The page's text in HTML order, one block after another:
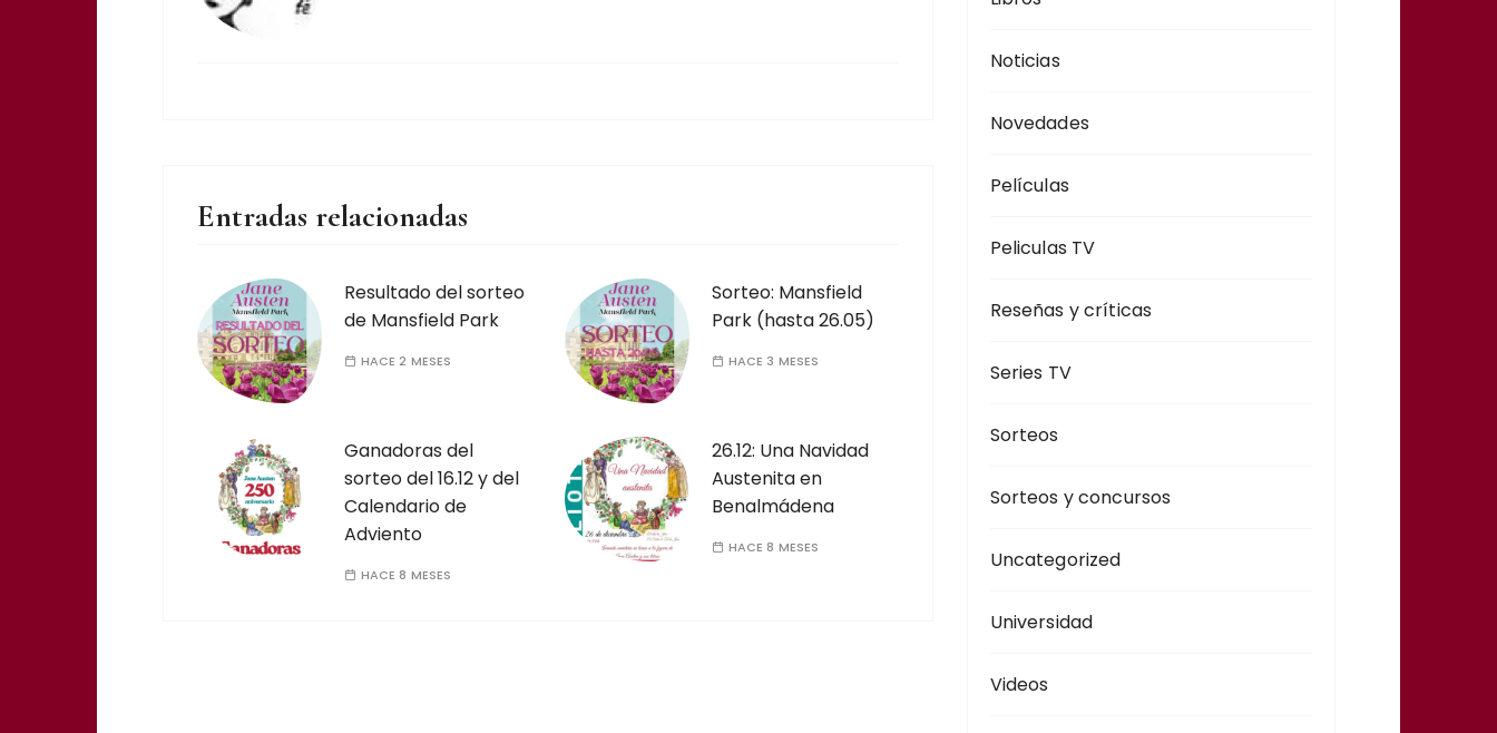
Entradas relacionadas
Resultado del sorteo
de Mansfield Park
HACE 2 MESES
Sorteo: Mansfield
Park (hasta 26.05)
HACE 3 MESES
Ganadoras del
sorteo del 16.12 y del
Calendario de
Adviento
HACE 8 MESES
26.12: Una Navidad
Austenita en
Benalmádena
HACE 8 MESES
Noticias
Novedades
Películas
Peliculas TV
Reseñas y críticas
Series TV
Sorteos
Sorteos y concursos
Uncategorized
Universidad
Videos